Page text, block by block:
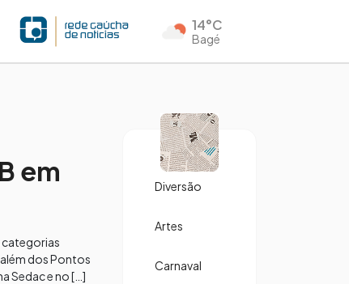
14°C
Bagé
em
categorias
dos Pontos
Sedac e no […]
Diversão
Artes
Carnaval